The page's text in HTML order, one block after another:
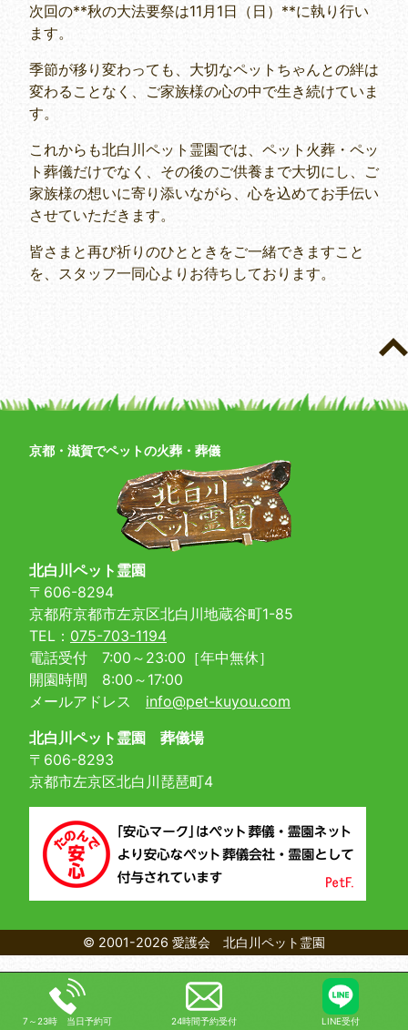
次回の**秋の大法要祭は11月1日（日）**に執り行い
ます。
季節が移り変わっても、大切なペットちゃんとの絆は
変わることなく、ご家族様の心の中で生き続けていま
す。
これからも北白川ペット霊園では、ペット火葬・ペッ
ト葬儀だけでなく、その後のご供養まで大切にし、ご
家族様の想いに寄り添いながら、心を込めてお手伝い
させていただきます。
皆さまと再び祈りのひとときをご一緒できますこと
を、スタッフ一同心よりお待ちしております。
京都・滋賀でペットの火葬・葬儀
北白川ペット霊園
〒606-8294
京都府京都市左京区北白川地蔵谷町1-85
TEL： 075-703-1194
電話受付 7:00～23:00［年中無休］
開園時間 8:00～17:00
メールアドレス info@pet-kuyou.com
北白川ペット霊園 葬儀場
〒606-8293
京都市左京区北白川琵琶町4
© 2001-2026 愛護会 北白川ペット霊園
7～23時 当日予約可 24時間予約受付 LINE受付